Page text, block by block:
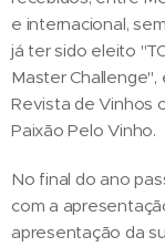
e internacional,
já ter sido eleito
Master
Revista de Vinhos
Paixão Pelo Vinho.
No final do ano
com a
apresentação da